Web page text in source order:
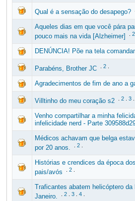
Qual é a sensação do desapego?
Aqueles dias em que você pára
pouco mais na vida [Alzheimer]
2.
DENÚNCIA! Põe na tela
Parabéns, Brother JC 2.
Agradecimentos de fim de ano a
Villtinho do meu coração s2 2. 3.
Venho compartilhar a minha
infelicidade nerd - Parte
Médicos achavam que belga
por 20 anos.
2.
Histórias e crendices da época
pais/avós
2.
Traficantes abatem helicóptero da
Janeiro.
2. 3. 4.